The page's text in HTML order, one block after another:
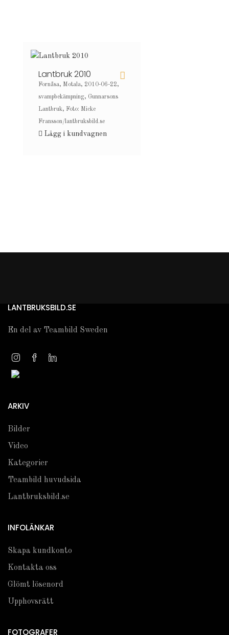
Lantbruk 2010
Fornåsa, Motala, 2010-06-22,
svampbekämpning, Gunnarsons
Lantbruk, Foto: Micke
Fransson/lantbruksbild.se
Lägg i kundvagnen
LANTBRUKSBILD.SE
En del av Teambild Sweden
ARKIV
Bilder
Video
Kategorier
Teambild huvudsida
Lantbruksbild.se
INFOLÄNKAR
Skapa kundkonto
Kontakta oss
Glömt lösenord
Upphovsrätt
FOTOGRAFER